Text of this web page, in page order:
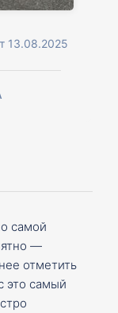
13.08.2025
самой
—
отметить
это самый